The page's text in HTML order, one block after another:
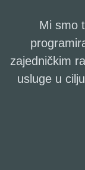
Mi smo
zajedničkim
usluge u